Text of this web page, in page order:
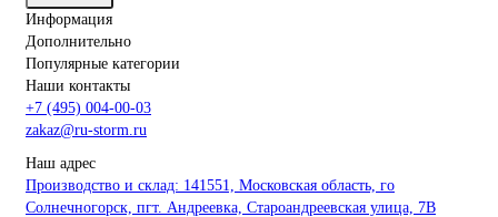
Информация
Дополнительно
Популярные категории
Наши контакты
+7 (495) 004-00-03
zakaz@ru-storm.ru
Наш адрес
Производство и склад: 141551, Московская область, го
Солнечногорск, пгт. Андреевка, Староандреевская улица, 7В